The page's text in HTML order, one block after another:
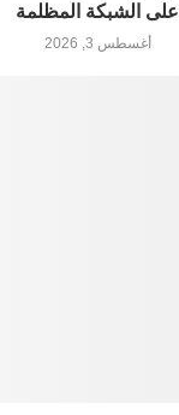
على الشبكة المظلمة
أغسطس 3, 2026